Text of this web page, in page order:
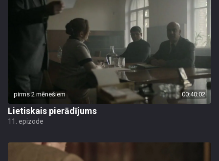
pirms 2 mēnešiem 00:40:02
Lietiskais pierādījums
11. epizode